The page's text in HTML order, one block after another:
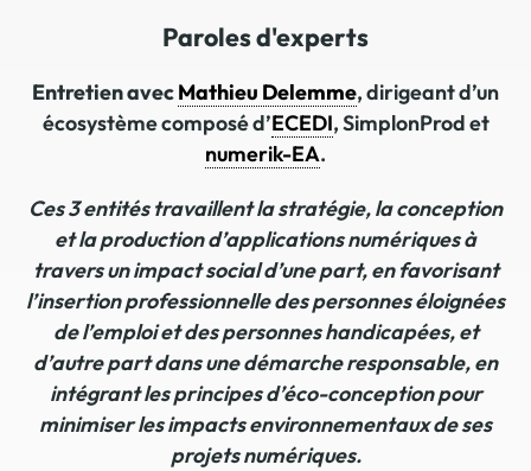
Paroles d'experts
Entretien avecMathieu Delemme, dirigeant d’un
écosystème composé d’ECEDI, SimplonProd et
numerik-EA.
Ces 3 entités travaillent la stratégie, la conception
et la production d’applications numériques à
travers un impact social d’une part, en favorisant
l’insertion professionnelle des personnes éloignées
de l’emploi et des personnes handicapées, et
d’autre part dans une démarche responsable, en
intégrant les principes d’éco-conception pour
minimiser les impacts environnementaux de ses
projets numériques.